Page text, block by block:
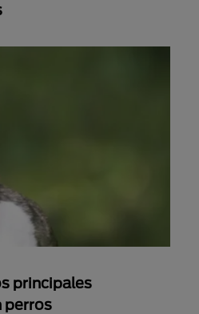
principales
perros